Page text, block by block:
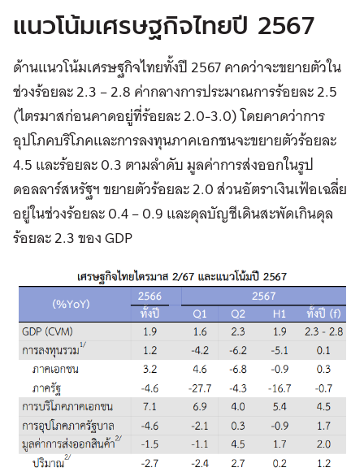
แนวโน้มเศรษฐกิจไทยปี 2567
ด้านแนวโน้มเศรษฐกิจไทยทั้งปี 2567 คาดว่าจะขยายตัวใน
ช่วงร้อยละ 2.3 – 2.8 ค่ากลางการประมาณการร้อยละ 2.5
(ไตรมาสก่อนคาดอยู่ที่ร้อยละ 2.0-3.0) โดยคาดว่าการ
อุปโภคบริโภคและการลงทุนภาคเอกชนจะขยายตัวร้อยละ
4.5 และร้อยละ 0.3 ตามลำดับ มูลค่าการส่งออกในรูป
ดอลลาร์สหรัฐฯ ขยายตัวร้อยละ 2.0 ส่วนอัตราเงินเฟ้อเฉลี่ย
อยู่ในช่วงร้อยละ 0.4 – 0.9 และดุลบัญชีเดินสะพัดเกินดุล
ร้อยละ 2.3 ของ GDP